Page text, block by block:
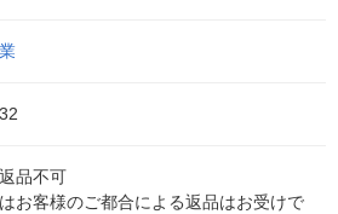
品不可
お客様のご都合による返品はお受けで